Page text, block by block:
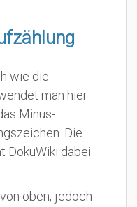
wie die
man hier
Minus-
Die
DokuWiki dabei
oben, jedoch